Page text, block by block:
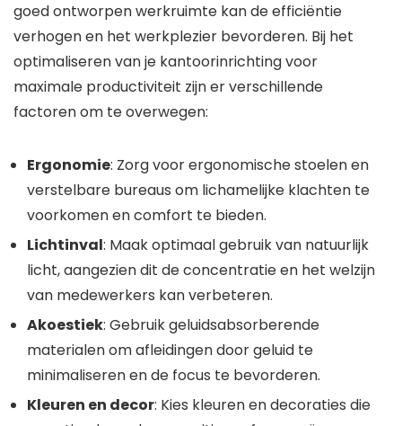
goed ontworpen werkruimte kan de efficiëntie
verhogen en het werkplezier bevorderen. Bij het
optimaliseren van je kantoorinrichting voor
maximale productiviteit zijn er verschillende
factoren om te overwegen:
Ergonomie: Zorg voor ergonomische stoelen en
verstelbare bureaus om lichamelijke klachten te
voorkomen en comfort te bieden.
Lichtinval: Maak optimaal gebruik van natuurlijk
licht, aangezien dit de concentratie en het welzijn
van medewerkers kan verbeteren.
Akoestiek: Gebruik geluidsabsorberende
materialen om afleidingen door geluid te
minimaliseren en de focus te bevorderen.
Kleuren en decor: Kies kleuren en decoraties die